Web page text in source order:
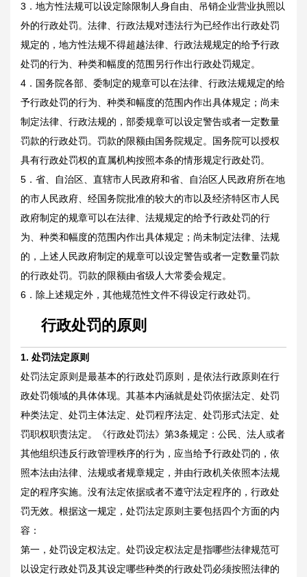
3．地方性法规可以设定除限制人身自由、吊销企业营业执照以
外的行政处罚。法律、行政法规对违法行为已经作出行政处罚
规定的，地方性法规不得超越法律、行政法规规定的给予行政
处罚的行为、种类和幅度的范围另行作出行政处罚规定。
4．国务院各部、委制定的规章可以在法律、行政法规规定的给
予行政处罚的行为、种类和幅度的范围内作出具体规定；尚未
制定法律、行政法规的，部委规章可以设定警告或者一定数量
罚款的行政处罚。罚款的限额由国务院规定。国务院可以授权
具有行政处罚权的直属机构按照本条的情形规定行政处罚。
5．省、自治区、直辖市人民政府和省、自治区人民政府所在地
的市人民政府、经国务院批准的较大的市以及经济特区市人民
政府制定的规章可以在法律、法规规定的给予行政处罚的行
为、种类和幅度的范围内作出具体规定；尚未制定法律、法规
的，上述人民政府制定的规章可以设定警告或者一定数量罚款
的行政处罚。罚款的限额由省级人大常委会规定。
6．除上述规定外，其他规范性文件不得设定行政处罚。
行政处罚的原则
1. 处罚法定原则
处罚法定原则是最基本的行政处罚原则，是依法行政原则在行
政处罚领域的具体体现。其基本内涵就是处罚依据法定、处罚
种类法定、处罚主体法定、处罚程序法定、处罚形式法定、处
罚职权职责法定。《行政处罚法》第3条规定：公民、法人或者
其他组织违反行政管理秩序的行为，应当给予行政处罚的，依
照本法由法律、法规或者规章规定，并由行政机关依照本法规
定的程序实施。没有法定依据或者不遵守法定程序的，行政处
罚无效。根据这一规定，处罚法定原则主要包括四个方面的内
容：
第一，处罚设定权法定。处罚设定权法定是指哪些法律规范可
以设定行政处罚及其设定哪些种类的行政处罚必须按照法律的